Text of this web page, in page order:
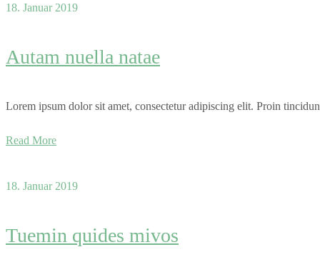
18. Januar 2019
Autam nuella natae
Lorem ipsum dolor sit amet, consectetur adipiscing elit. Proin
Read More
18. Januar 2019
Tuemin quides mivos